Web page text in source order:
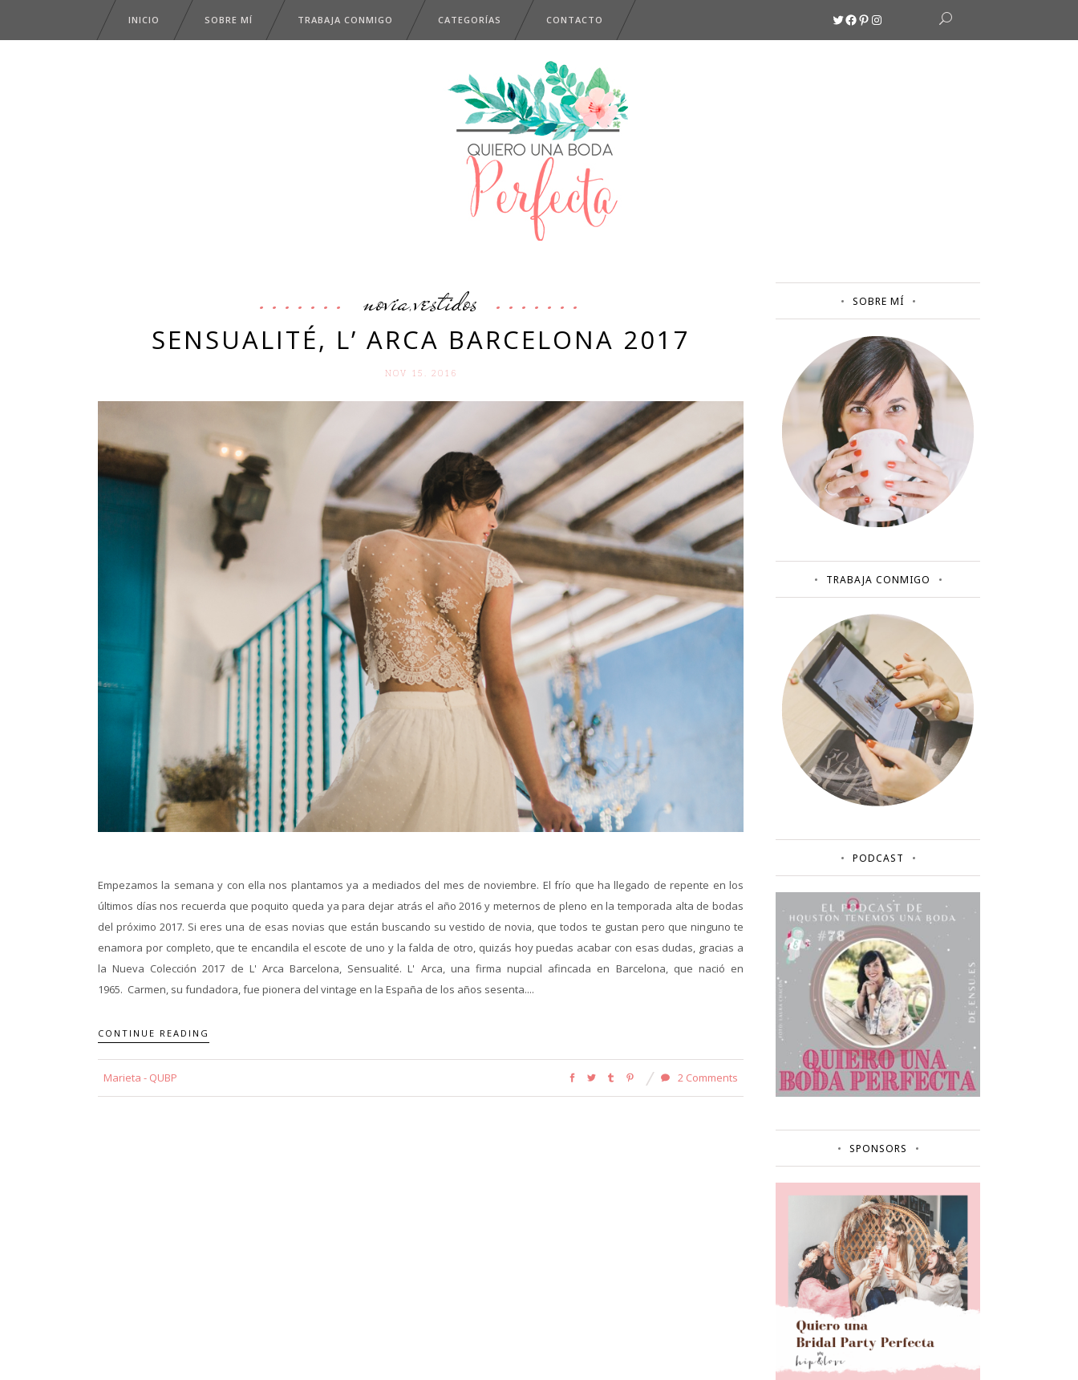
INICIO SOBRE MÍ TRABAJA CONMIGO CATEGORÍAS CONTACTO Twitter
Facebook
Pinterest
Instagram
novia,vestidos
SENSUALITÉ, L’ ARCA BARCELONA 2017
NOV 15. 2016
Empezamos la semana y con ella nos plantamos ya a mediados del mes de noviembre. El frío que ha llegado de repente en los
últimos días nos recuerda que poquito queda ya para dejar atrás el año 2016 y meternos de pleno en la temporada alta de bodas
del próximo 2017. Si eres una de esas novias que están buscando su vestido de novia, que todos te gustan pero que ninguno te
enamora por completo, que te encandila el escote de uno y la falda de otro, quizás hoy puedas acabar con esas dudas, gracias a
la Nueva Colección 2017 de L' Arca Barcelona, Sensualité. L' Arca, una firma nupcial afincada en Barcelona, que nació en
1965. Carmen, su fundadora, fue pionera del vintage en la España de los años sesenta....
CONTINUE READING
Marieta - QUBP 2 Comments
SOBRE MÍ
TRABAJA CONMIGO
PODCAST
SPONSORS